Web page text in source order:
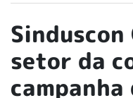
setor da
campanha